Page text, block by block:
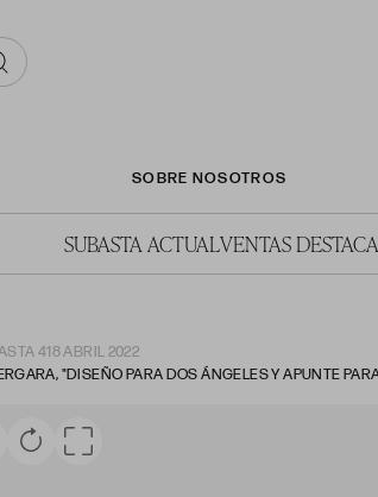
SOBRE NOSOTROS
SUBASTA ACTUALVENTAS
418 ABRIL 2022
"DISEÑO PARA DOS ÁNGELES Y APUNTE